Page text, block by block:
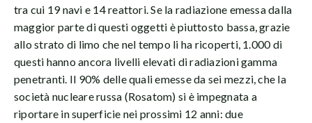
tra cui 19 navi e 14 reattori. Se la radiazione emessa dalla
maggior parte di questi oggetti è piuttosto bassa, grazie
allo strato di limo che nel tempo li ha ricoperti, 1.000 di
questi hanno ancora livelli elevati di radiazioni gamma
penetranti. Il 90% delle quali emesse da sei mezzi, che la
società nucleare russa (Rosatom) si è impegnata a
riportare in superficie nei prossimi 12 anni: due